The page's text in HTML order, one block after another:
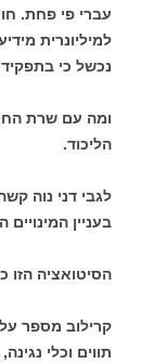
עברי פי פחת.
למיליונרית
נכשל כי
הליכוד.
לגבי דני נוה
בעניין
הסיטואציה הזו
קרילוב מספר
תווים וכלי